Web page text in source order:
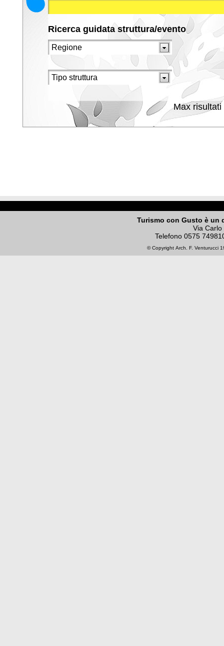
Ricerca guidata struttura/evento
Max risultati
Turismo con Gusto è un
Via
Telefono 0575
© Copyright Arch. F. Venturucci